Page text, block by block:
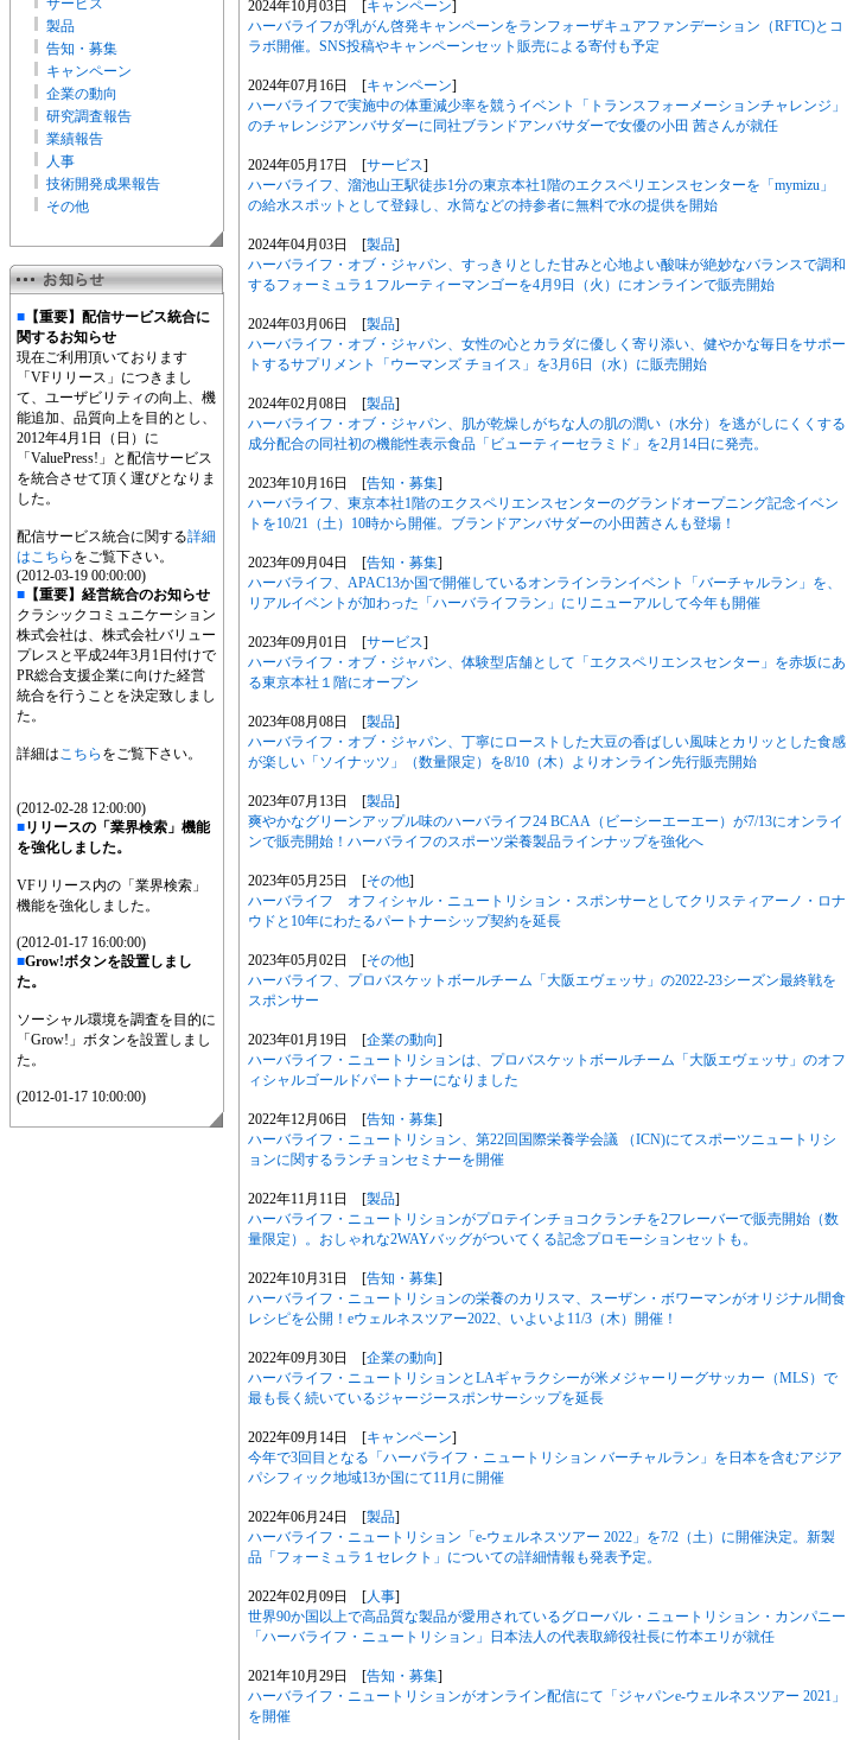
サービス
製品
告知・募集
キャンペーン
企業の動向
研究調査報告
業績報告
人事
技術開発成果報告
その他
■ 【重要】配信サービス統合に
関するお知らせ
現在ご利用頂いております
「VFリリース」につきまし
て、ユーザビリティの向上、機
能追加、品質向上を目的とし、
2012年4月1日（日）に
「ValuePress!」と配信サービス
を統合させて頂く運びとなりま
した。
配信サービス統合に関する詳細
はこちら をご覧下さい。
(2012-03-19 00:00:00)
■ 【重要】経営統合のお知らせ
クラシックコミュニケーション
株式会社は、株式会社バリュー
プレスと平成24年3月1日付けで
PR総合支援企業に向けた経営
統合を行うことを決定致しまし
た。
詳細はこちら をご覧下さい。
(2012-02-28 12:00:00)
■リリースの「業界検索」機能
を強化しました。
VFリリース内の「業界検索」
機能を強化しました。
(2012-01-17 16:00:00)
■Grow!ボタンを設置しまし
た。
ソーシャル環境を調査を目的に
「Grow!」ボタンを設置しまし
た。
(2012-01-17 10:00:00)
2024年10月03日 [キャンペーン]
ハーバライフが乳がん啓発キャンペーンをランフォーザキュアファンデーション（RFTC)とコ
ラボ開催。SNS投稿やキャンペーンセット販売による寄付も予定
2024年07月16日 [キャンペーン]
ハーバライフで実施中の体重減少率を競うイベント「トランスフォーメーションチャレンジ」
のチャレンジアンバサダーに同社ブランドアンバサダーで女優の小田 茜さんが就任
2024年05月17日 [サービス]
ハーバライフ、溜池山王駅徒歩1分の東京本社1階のエクスペリエンスセンターを「mymizu」
の給水スポットとして登録し、水筒などの持参者に無料で水の提供を開始
2024年04月03日 [製品]
ハーバライフ・オブ・ジャパン、すっきりとした甘みと心地よい酸味が絶妙なバランスで調和
するフォーミュラ１フルーティーマンゴーを4月9日（火）にオンラインで販売開始
2024年03月06日 [製品]
ハーバライフ・オブ・ジャパン、女性の心とカラダに優しく寄り添い、健やかな毎日をサポー
トするサプリメント「ウーマンズ チョイス」を3月6日（水）に販売開始
2024年02月08日 [製品]
ハーバライフ・オブ・ジャパン、肌が乾燥しがちな人の肌の潤い（水分）を逃がしにくくする
成分配合の同社初の機能性表示食品「ビューティーセラミド」を2月14日に発売。
2023年10月16日 [告知・募集]
ハーバライフ、東京本社1階のエクスペリエンスセンターのグランドオープニング記念イベン
トを10/21（土）10時から開催。ブランドアンバサダーの小田茜さんも登場！
2023年09月04日 [告知・募集]
ハーバライフ、APAC13か国で開催しているオンラインランイベント「バーチャルラン」を、
リアルイベントが加わった「ハーバライフラン」にリニューアルして今年も開催
2023年09月01日 [サービス]
ハーバライフ・オブ・ジャパン、体験型店舗として「エクスペリエンスセンター」を赤坂にあ
る東京本社１階にオープン
2023年08月08日 [製品]
ハーバライフ・オブ・ジャパン、丁寧にローストした大豆の香ばしい風味とカリッとした食感
が楽しい「ソイナッツ」（数量限定）を8/10（木）よりオンライン先行販売開始
2023年07月13日 [製品]
爽やかなグリーンアップル味のハーバライフ24 BCAA（ビーシーエーエー）が7/13にオンライ
ンで販売開始！ハーバライフのスポーツ栄養製品ラインナップを強化へ
2023年05月25日 [その他]
ハーバライフ オフィシャル・ニュートリション・スポンサーとしてクリスティアーノ・ロナ
ウドと10年にわたるパートナーシップ契約を延長
2023年05月02日 [その他]
ハーバライフ、プロバスケットボールチーム「大阪エヴェッサ」の2022-23シーズン最終戦を
スポンサー
2023年01月19日 [企業の動向]
ハーバライフ・ニュートリションは、プロバスケットボールチーム「大阪エヴェッサ」のオフ
ィシャルゴールドパートナーになりました
2022年12月06日 [告知・募集]
ハーバライフ・ニュートリション、第22回国際栄養学会議 （ICN)にてスポーツニュートリシ
ョンに関するランチョンセミナーを開催
2022年11月11日 [製品]
ハーバライフ・ニュートリションがプロテインチョコクランチを2フレーバーで販売開始（数
量限定）。おしゃれな2WAYバッグがついてくる記念プロモーションセットも。
2022年10月31日 [告知・募集]
ハーバライフ・ニュートリションの栄養のカリスマ、スーザン・ボワーマンがオリジナル間食
レシピを公開！eウェルネスツアー2022、いよいよ11/3（木）開催！
2022年09月30日 [企業の動向]
ハーバライフ・ニュートリションとLAギャラクシーが米メジャーリーグサッカー（MLS）で
最も長く続いているジャージースポンサーシップを延長
2022年09月14日 [キャンペーン]
今年で3回目となる「ハーバライフ・ニュートリション バーチャルラン」を日本を含むアジア
パシフィック地域13か国にて11月に開催
2022年06月24日 [製品]
ハーバライフ・ニュートリション「e-ウェルネスツアー 2022」を7/2（土）に開催決定。新製
品「フォーミュラ１セレクト」についての詳細情報も発表予定。
2022年02月09日 [ 人事]
世界90か国以上で高品質な製品が愛用されているグローバル・ニュートリション・カンパニー
「ハーバライフ・ニュートリション」日本法人の代表取締役社長に竹本エリが就任
2021年10月29日 [告知・募集]
ハーバライフ・ニュートリションがオンライン配信にて「ジャパンe-ウェルネスツアー 2021」
を開催